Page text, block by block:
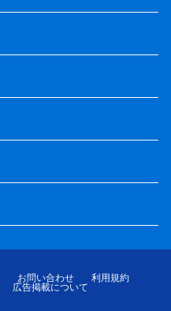
お問い合わせ
利用規約
広告掲載について